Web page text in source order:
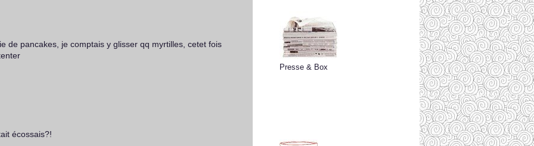
de pancakes, je comptais y glisser qq myrtilles, cetet fois
écossais?!
Presse & Box